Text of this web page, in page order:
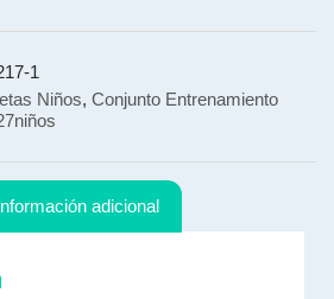
1
Niños, Conjunto Entrenamiento
adicional